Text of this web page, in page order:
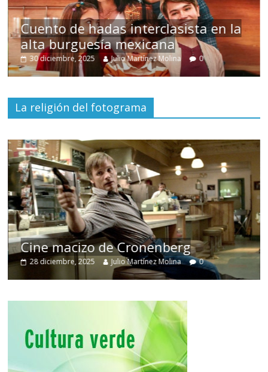
Cuento de hadas interclasista en la
alta burguesía mexicana
30 diciembre, 2025 Julio Martínez Molina 0
La religión del fotograma
Cine macizo de Cronenberg
28 diciembre, 2025 Julio Martínez Molina 0